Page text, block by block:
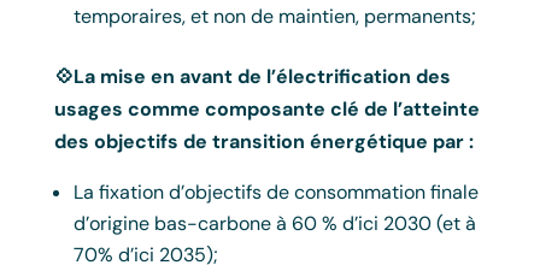
temporaires, et non de maintien, permanents;
💠La mise en avant de l’électrification des
usages comme composante clé de l’atteinte
des objectifs de transition énergétique par :
La fixation d’objectifs de consommation finale
d’origine bas-carbone à 60 % d’ici 2030 (et à
70% d’ici 2035);